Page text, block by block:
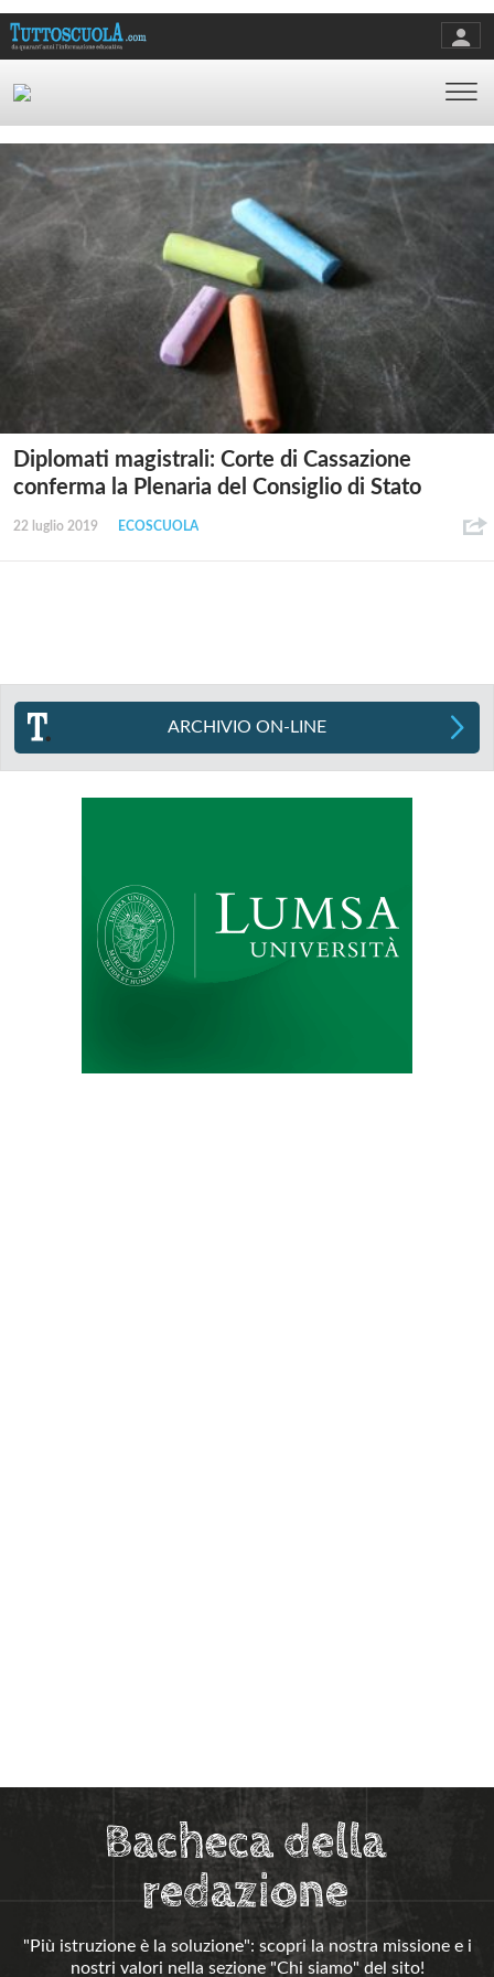
Diplomati magistrali: Corte di Cassazione
conferma la Plenaria del Consiglio di Stato
22 luglio 2019 ECOSCUOLA
ARCHIVIO ON-LINE
"Più istruzione è la soluzione": scopri la nostra missione e i
nostri valori nella sezione "Chi siamo" del sito!